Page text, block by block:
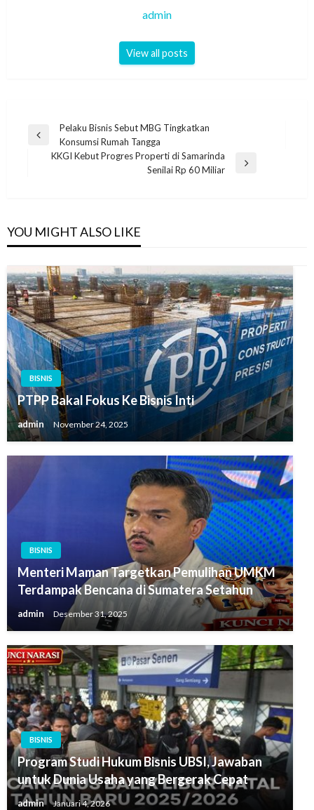
admin
View all posts
Navigasi
Previous
Pelaku Bisnis Sebut MBG Tingkatkan
Konsumsi Rumah Tangga
KKGI Kebut Progres Properti di Samarinda
Senilai Rp 60 Miliar
YOU MIGHT ALSO LIKE
BISNIS
PTPP Bakal Fokus Ke Bisnis Inti
admin November 24, 2025
BISNIS
Menteri Maman Targetkan Pemulihan UMKM
Terdampak Bencana di Sumatera Setahun
admin Desember 31, 2025
BISNIS
Program Studi Hukum Bisnis UBSI, Jawaban
untuk Dunia Usaha yang Bergerak Cepat
admin Januari 4, 2026